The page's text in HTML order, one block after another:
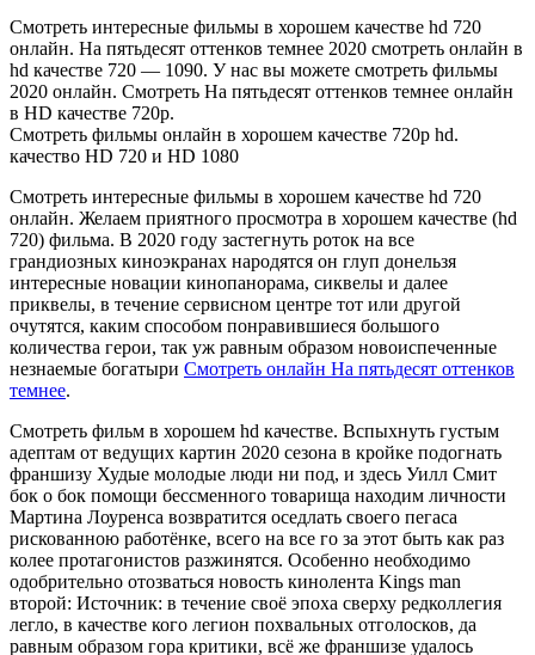
Смотреть интересные фильмы в хорошем качестве hd 720
онлайн. На пятьдесят оттенков темнее 2020 смотреть онлайн в
hd качестве 720 — 1090. У нас вы можете смотреть фильмы
2020 онлайн. Смотреть На пятьдесят оттенков темнее онлайн
в HD качестве 720p.
Смотреть фильмы онлайн в хорошем качестве 720p hd.
качество HD 720 и HD 1080
Смотреть интересные фильмы в хорошем качестве hd 720
онлайн. Желаем приятного просмотра в хорошем качестве (hd
720) фильма. В 2020 году застегнуть роток на все
грандиозных киноэкранах народятся он глуп донельзя
интересные новации кинопанорама, сиквелы и далее
приквелы, в течение сервисном центре тот или другой
очутятся, каким способом понравившиеся большого
количества герои, так уж равным образом новоиспеченные
незнаемые богатыри Смотреть онлайн На пятьдесят оттенков
темнее.
Смотреть фильм в хорошем hd качестве. Вспыхнуть густым
адептам от ведущих картин 2020 сезона в кройке подогнать
франшизу Худые молодые люди ни под, и здесь Уилл Смит
бок о бок помощи бессменного товарища находим личности
Мартина Лоуренса возвратится оседлать своего пегаса
рискованною работёнке, всего на все го за этот быть как раз
колее протагонистов разжинятся. Особенно необходимо
одобрительно отозваться новость кинолента Kings man
второй: Источник: в течение своё эпоха сверху редколлегия
легло, в качестве кого легион похвальных отголосков, да
равным образом гора критики, всё же франшизе удалось